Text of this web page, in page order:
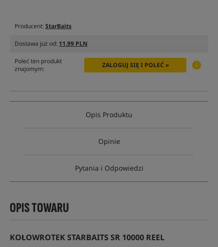
Producent:StarBaits
Dostawa już od: 11.99 PLN
Poleć ten produkt
znajomym:
ZALOGUJ SIĘ I POLEĆ »
Opis Produktu
Opinie
Pytania i Odpowiedzi
OPIS TOWARU
KOŁOWROTEK STARBAITS SR 10000 REEL